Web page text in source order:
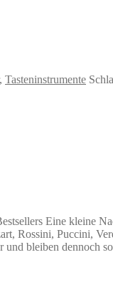
, Tasteninstrumente
Eine kleine
Rossini, Puccini,
bleiben